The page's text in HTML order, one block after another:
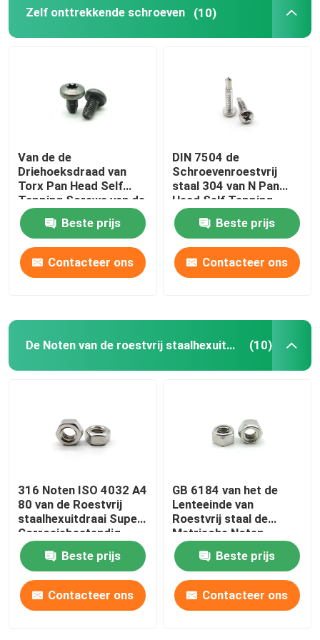
Zelf onttrekkende schroeven (10)
Van de de
Driehoeksdraad van
Torx Pan Head Self
Tapping Screws van de
Hexalobularcontactdoos
de Rolling Schroeven
Beste prijs
Contacteer ons
DIN 7504 de
Schroevenroestvrij
staal 304 van N Pan
Head Self Tapping
Phillips
Beste prijs
Contacteer ons
De Noten van de roestvrij staalhexuitdraai (10)
316 Noten ISO 4032 A4
80 van de Roestvrij
staalhexuitdraai Super
Corrosiebestendig
Beste prijs
Contacteer ons
GB 6184 van het de
Lenteeinde van
Roestvrij staal de
Metrische Noten
Borgmoeren van het
het
Metaaltussenvoegsel
Beste prijs
Contacteer ons